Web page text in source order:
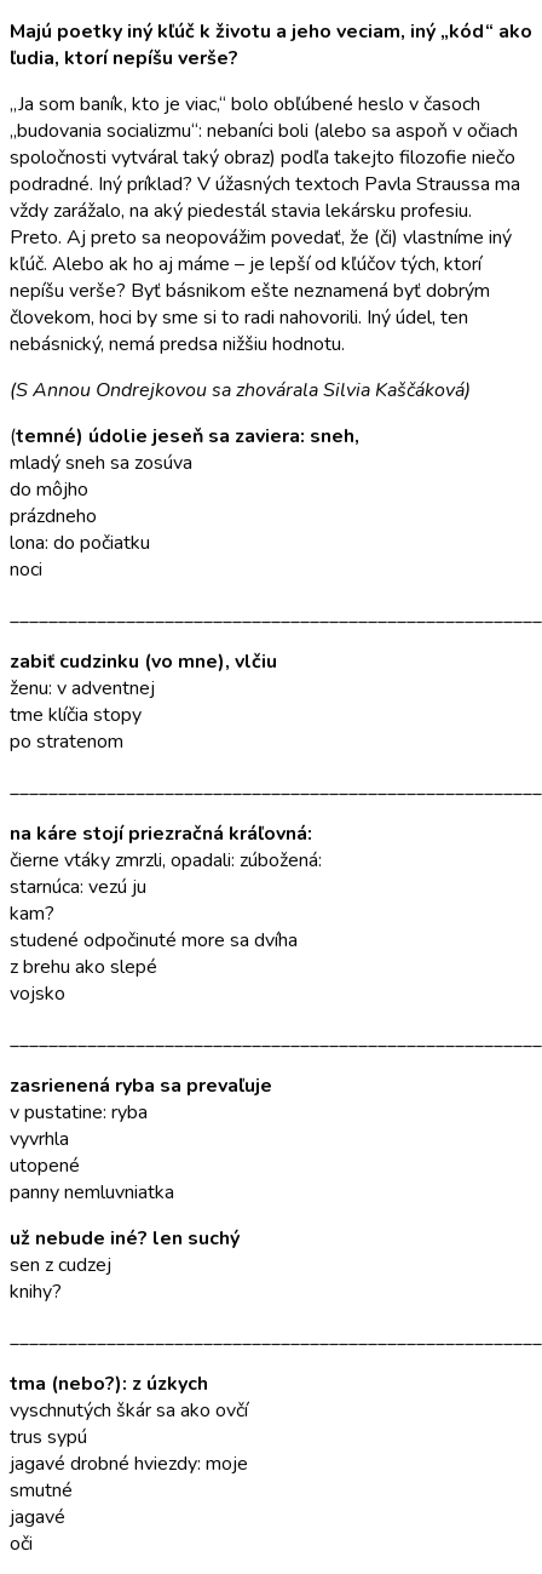
Majú poetky iný kľúč k životu a jeho veciam, iný „kód“ ako
ľudia, ktorí nepíšu verše?
„Ja som baník, kto je viac,“ bolo obľúbené heslo v časoch
„budovania socializmu“: nebaníci boli (alebo sa aspoň v očiach
spoločnosti vytváral taký obraz) podľa takejto filozofie niečo
podradné. Iný príklad? V úžasných textoch Pavla Straussa ma
vždy zarážalo, na aký piedestál stavia lekársku profesiu.
Preto. Aj preto sa neopovážim povedať, že (či) vlastníme iný
kľúč. Alebo ak ho aj máme – je lepší od kľúčov tých, ktorí
nepíšu verše? Byť básnikom ešte neznamená byť dobrým
človekom, hoci by sme si to radi nahovorili. Iný údel, ten
nebásnický, nemá predsa nižšiu hodnotu.
(S Annou Ondrejkovou sa zhovárala Silvia Kaščáková)
(temné) údolie jeseň sa zaviera: sneh,
mladý sneh sa zosúva
do môjho
prázdneho
lona: do počiatku
noci
zabiť cudzinku (vo mne), vlčiu
ženu: v adventnej
tme klíčia stopy
po stratenom
na káre stojí priezračná kráľovná:
čierne vtáky zmrzli, opadali: zúbožená:
starnúca: vezú ju
kam?
studené odpočinuté more sa dvíha
z brehu ako slepé
vojsko
zasrienená ryba sa prevaľuje
v pustatine: ryba
vyvrhla
utopené
panny nemluvniatka
už nebude iné? len suchý
sen z cudzej
knihy?
tma (nebo?): z úzkych
vyschnutých škár sa ako ovčí
trus sypú
jagavé drobné hviezdy: moje
smutné
jagavé
oči